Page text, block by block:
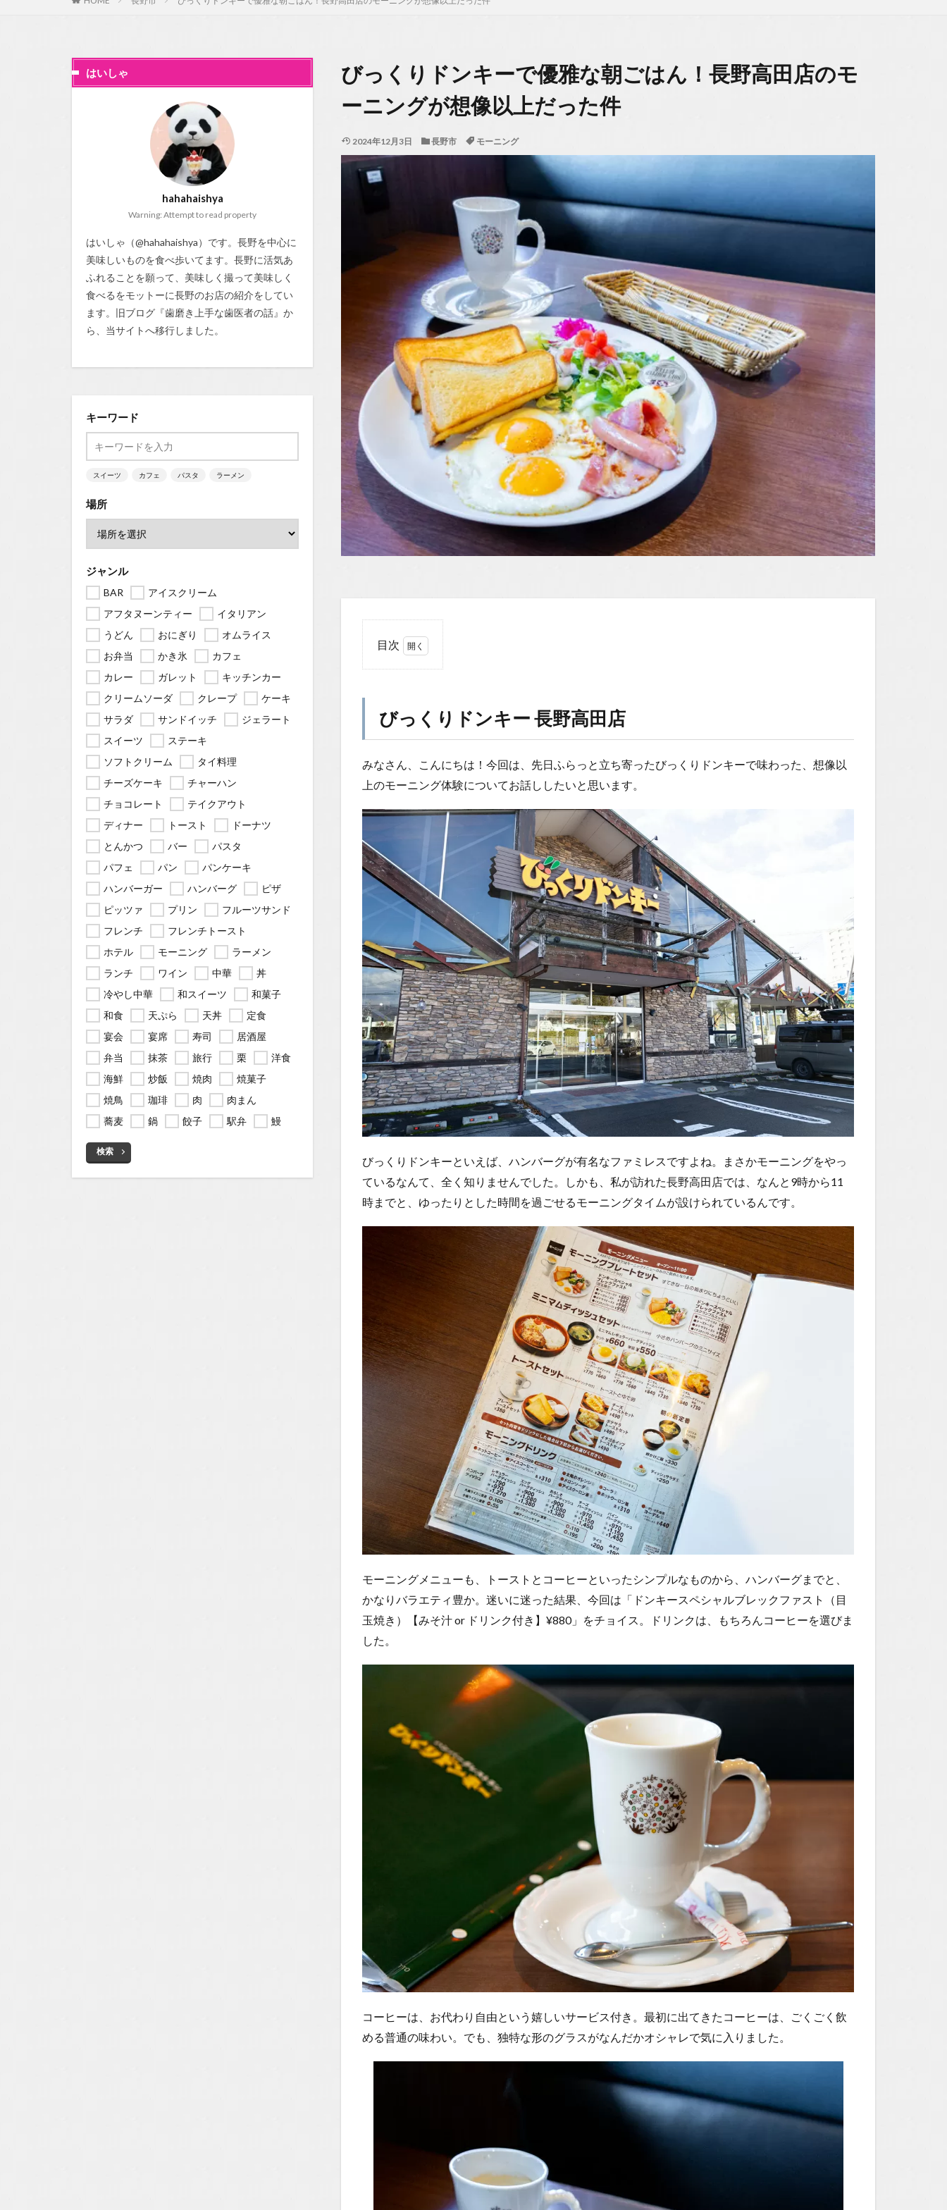
びっくりドンキーで優雅な朝ごはん！長野高田店のモ
ーニングが想像以上だった件
2024年12月3日 長野市 モーニング
目次
く
り
ド
キ
ー
野
店
1.0.1
びっく
りドン
ーニン
グの魅
力
1.0.2
まとめ
1.1
場所
1.2
You
Tube
1.2.1
ゃの食
べ歩き
You
Tubeチ
ャンネ
びっくりドンキー 長野高田店
みなさん、こんにちは！今回は、先日ふらっと立ち寄ったびっくりドンキーで味わった、想像以
上のモーニング体験についてお話ししたいと思います。
びっくりドンキーといえば、ハンバーグが有名なファミレスですよね。まさかモーニングをやっ
ているなんて、全く知りませんでした。しかも、私が訪れた長野高田店では、なんと9時から11
時までと、ゆったりとした時間を過ごせるモーニングタイムが設けられているんです。
モーニングメニューも、トーストとコーヒーといったシンプルなものから、ハンバーグまでと、
かなりバラエティ豊か。迷いに迷った結果、今回は「ドンキースペシャルブレックファスト（目
玉焼き）【みそ汁 or ドリンク付き】¥880」をチョイス。ドリンクは、もちろんコーヒーを選びま
した。
コーヒーは、お代わり自由という嬉しいサービス付き。最初に出てきたコーヒーは、ごくごく飲
める普通の味わい。でも、独特な形のグラスがなんだかオシャレで気に入りました。
はいしゃ
hahahaishya
Warning: Attempt to read property
はいしゃ（@hahahaishya）です。長野を中心に
美味しいものを食べ歩いてます。長野に活気あ
ふれることを願って、美味しく撮って美味しく
食べるをモットーに長野のお店の紹介をしてい
ます。旧ブログ『歯磨き上手な歯医者の話』か
ら、当サイトへ移行しました。
キーワード
スイーツ カフェ パスタ ラーメン
場所
ジャンル
BAR
アイスクリーム
アフタヌーンティー
イタリアン
うどん
おにぎり
オムライス
お弁当
かき氷
カフェ
カレー
ガレット
キッチンカー
クリームソーダ
クレープ
ケーキ
サラダ
サンドイッチ
ジェラート
スイーツ
ステーキ
ソフトクリーム
タイ料理
チーズケーキ
チャーハン
チョコレート
テイクアウト
ディナー
トースト
ドーナツ
とんかつ
バー
パスタ
パフェ
パン
パンケーキ
ハンバーガー
ハンバーグ
ピザ
ピッツァ
プリン
フルーツサンド
フレンチ
フレンチトースト
ホテル
モーニング
ラーメン
ランチ
ワイン 中華
丼
冷やし中華
和スイーツ
和菓子
和食
天ぷら 天丼
定食
宴会
宴席 寿司
居酒屋
弁当
抹茶 旅行 栗
洋食
海鮮
炒飯 焼肉
焼菓子
焼鳥
珈琲 肉
肉まん
蕎麦
鍋 餃子 駅弁 鰻
検索